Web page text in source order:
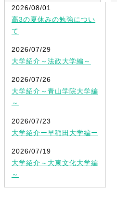
2026/08/01
高3の夏休みの勉強につい
て
2026/07/29
大学紹介～法政大学編～
2026/07/26
大学紹介～青山学院大学編
～
2026/07/23
大学紹介ー早稲田大学編ー
2026/07/19
大学紹介～大東文化大学編
～